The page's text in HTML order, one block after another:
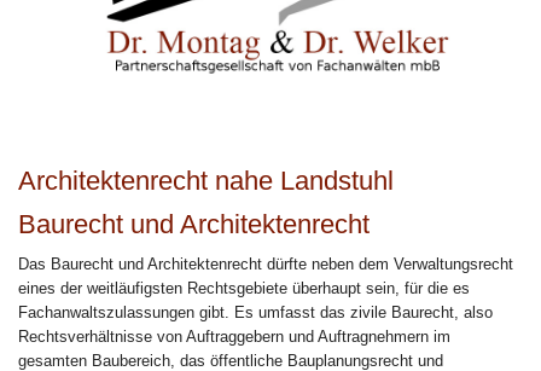
Architektenrecht nahe Landstuhl
Baurecht und Architektenrecht
Das Baurecht und Architektenrecht dürfte neben dem Verwaltungsrecht
eines der weitläufigsten Rechtsgebiete überhaupt sein, für die es
Fachanwaltszulassungen gibt. Es umfasst das zivile Baurecht, also
Rechtsverhältnisse von Auftraggebern und Auftragnehmern im
gesamten Baubereich, das öffentliche Bauplanungsrecht und